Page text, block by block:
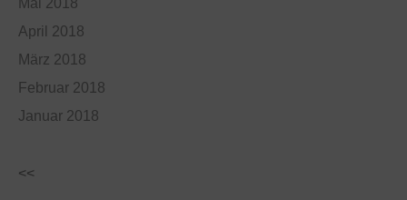
April 2018
März 2018
Februar 2018
Januar 2018
<<